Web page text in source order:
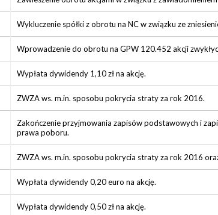
Wykluczenie spółki z obrotu na NC w związku ze
Wprowadzenie do obrotu na GPW 120.452 akcji
Wypłata dywidendy 1,10 zł na akcję.
ZWZA ws. m.in. sposobu pokrycia straty za rok 2016.
Zakończenie przyjmowania zapisów podstawowych i
prawa poboru.
ZWZA ws. m.in. sposobu pokrycia straty za rok 2016
Wypłata dywidendy 0,20 euro na akcję.
Wypłata dywidendy 0,50 zł na akcję.